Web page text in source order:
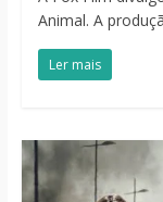
Animal. A
Ler mais